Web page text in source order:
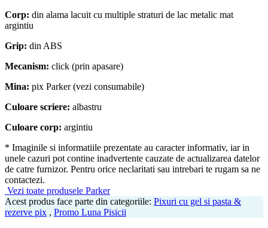
Corp: din alama lacuit cu multiple straturi de lac metalic mat
argintiu
Grip: din ABS
Mecanism: click (prin apasare)
Mina: pix Parker (vezi consumabile)
Culoare scriere: albastru
Culoare corp: argintiu
* Imaginile si informatiile prezentate au caracter informativ, iar in
unele cazuri pot contine inadvertente cauzate de actualizarea datelor
de catre furnizor. Pentru orice neclaritati sau intrebari te rugam sa ne
contactezi.
Vezi toate produsele Parker
Acest produs face parte din categoriile: Pixuri cu gel si pasta &
rezerve pix , Promo Luna Pisicii